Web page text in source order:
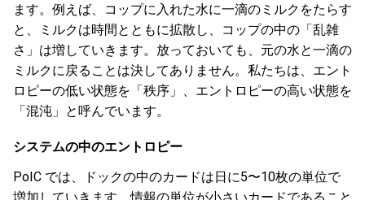
ます。例えば、コップに入れた水に一滴のミルクをたらす
と、ミルクは時間とともに拡散し、コップの中の「乱雑
さ」は増していきます。放っておいても、元の水と一滴の
ミルクに戻ることは決してありません。私たちは、エント
ロピーの低い状態を「秩序」、エントロピーの高い状態を
「混沌」と呼んでいます。
システムの中のエントロピー
PoIC では、ドックの中のカードは日に5〜10枚の単位で